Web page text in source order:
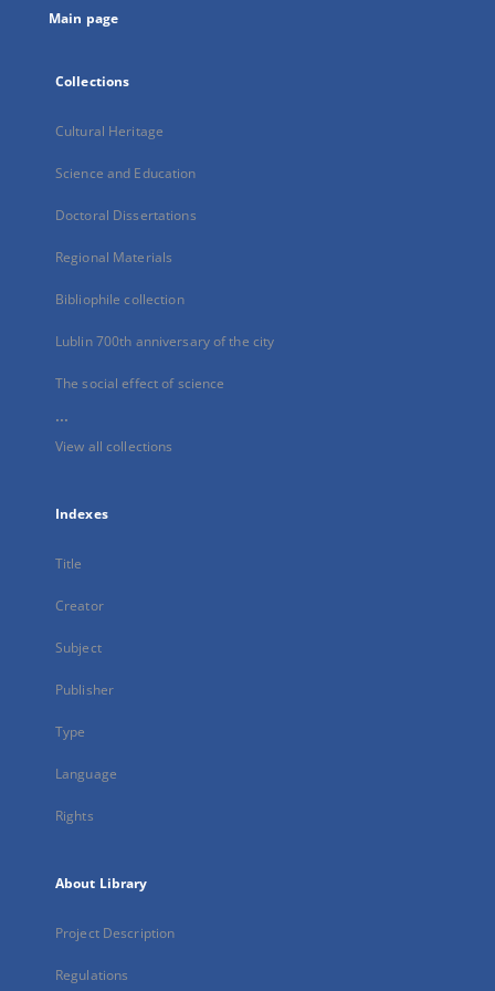
Main page
Collections
Cultural Heritage
Science and Education
Doctoral Dissertations
Regional Materials
Bibliophile collection
Lublin 700th anniversary of the city
The social effect of science
...
View all collections
Indexes
Title
Creator
Subject
Publisher
Type
Language
Rights
About Library
Project Description
Regulations